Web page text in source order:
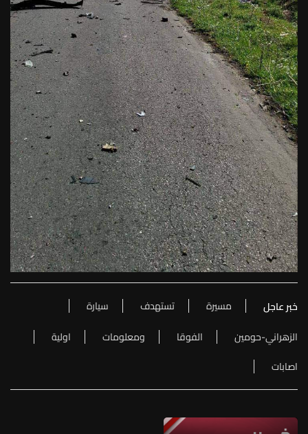
خبر عاجل مسيرة تستهدف
سيارة
الزهراني-حومين
الفوقا ومعلومات
اولية
اصابات